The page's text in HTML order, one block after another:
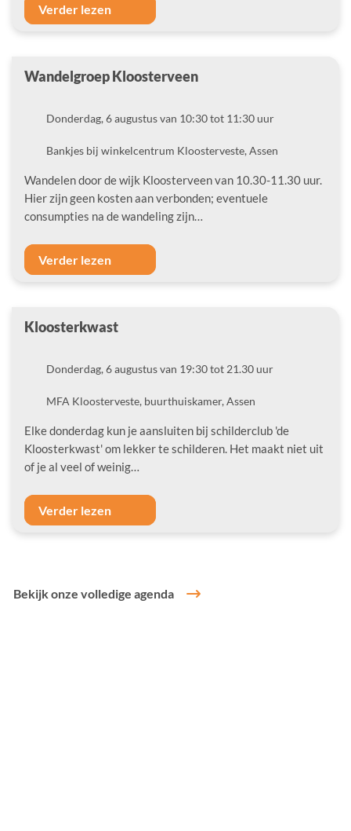
Verder lezen
Wandelgroep Kloosterveen
DatumDonderdag, 6 augustus van 10:30 tot 11:30 uur
LocatieBankjes bij winkelcentrum Kloosterveste, Assen
Wandelen door de wijk Kloosterveen van 10.30-11.30 uur.
Hier zijn geen kosten aan verbonden; eventuele
consumpties na de wandeling zijn…
Verder lezen
Kloosterkwast
DatumDonderdag, 6 augustus van 19:30 tot 21.30 uur
LocatieMFA Kloosterveste, buurthuiskamer, Assen
Elke donderdag kun je aansluiten bij schilderclub 'de
Kloosterkwast' om lekker te schilderen. Het maakt niet uit
of je al veel of weinig…
Verder lezen
Bekijk onze volledige agenda